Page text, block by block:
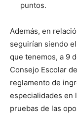
puntos.
Además, en
seguirían siendo
que tenemos, a 9
Consejo Escolar
reglamento de
especialidades en
pruebas de las